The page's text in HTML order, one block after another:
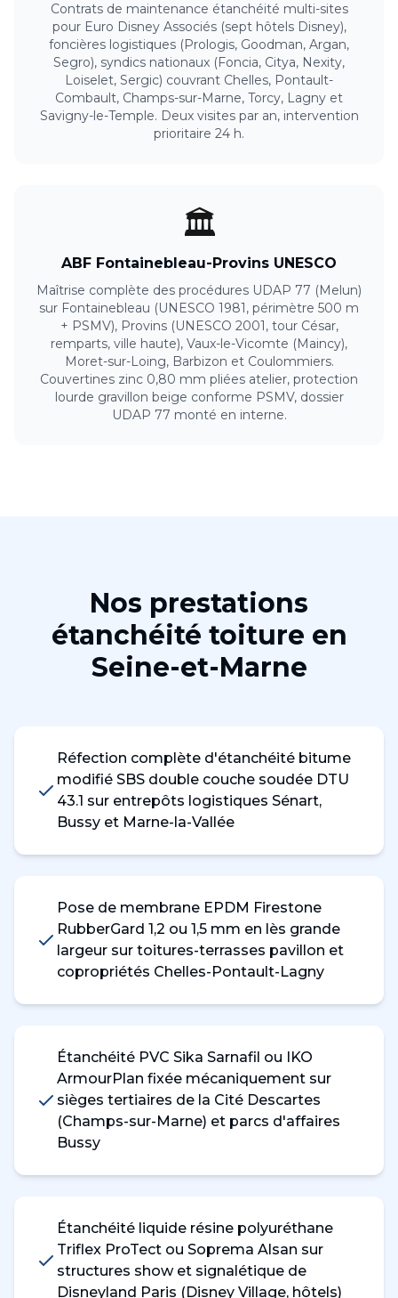
Contrats de maintenance étanchéité multi-sites
pour Euro Disney Associés (sept hôtels Disney),
foncières logistiques (Prologis, Goodman, Argan,
Segro), syndics nationaux (Foncia, Citya, Nexity,
Loiselet, Sergic) couvrant Chelles, Pontault-
Combault, Champs-sur-Marne, Torcy, Lagny et
Savigny-le-Temple. Deux visites par an, intervention
prioritaire 24 h.
🏛️
ABF Fontainebleau-Provins UNESCO
Maîtrise complète des procédures UDAP 77 (Melun)
sur Fontainebleau (UNESCO 1981, périmètre 500 m
+ PSMV), Provins (UNESCO 2001, tour César,
remparts, ville haute), Vaux-le-Vicomte (Maincy),
Moret-sur-Loing, Barbizon et Coulommiers.
Couvertines zinc 0,80 mm pliées atelier, protection
lourde gravillon beige conforme PSMV, dossier
UDAP 77 monté en interne.
Nos prestations
étanchéité toiture en
Seine-et-Marne
Réfection complète d'étanchéité bitume
modifié SBS double couche soudée DTU
43.1 sur entrepôts logistiques Sénart,
Bussy et Marne-la-Vallée
Pose de membrane EPDM Firestone
RubberGard 1,2 ou 1,5 mm en lès grande
largeur sur toitures-terrasses pavillon et
copropriétés Chelles-Pontault-Lagny
Étanchéité PVC Sika Sarnafil ou IKO
ArmourPlan fixée mécaniquement sur
sièges tertiaires de la Cité Descartes
(Champs-sur-Marne) et parcs d'affaires
Bussy
Étanchéité liquide résine polyuréthane
Triflex ProTect ou Soprema Alsan sur
structures show et signalétique de
Disneyland Paris (Disney Village, hôtels)